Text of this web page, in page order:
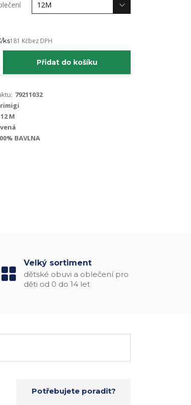
/ks181 Kčbez DPH
Přidat do košíku
79211032
M
BAVLNA
Velký sortiment
dětské obuvi a oblečení pro
děti od 0 do 14 let
Potřebujete poradit?